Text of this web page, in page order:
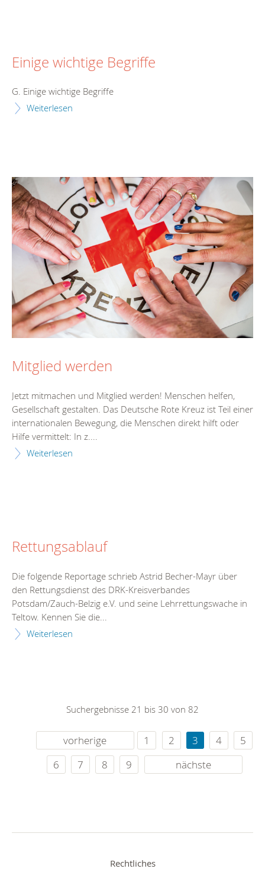
Einige wichtige Begriffe
G. Einige wichtige Begriffe
Weiterlesen
Mitglied werden
Jetzt mitmachen und Mitglied werden! Menschen helfen,
Gesellschaft gestalten. Das Deutsche Rote Kreuz ist Teil einer
internationalen Bewegung, die Menschen direkt hilft oder
Hilfe vermittelt: In z....
Weiterlesen
Rettungsablauf
Die folgende Reportage schrieb Astrid Becher-Mayr über
den Rettungsdienst des DRK-Kreisverbandes
Potsdam/Zauch-Belzig e.V. und seine Lehrrettungswache in
Teltow. Kennen Sie die...
Weiterlesen
Suchergebnisse 21 bis 30 von 82
vorherige 1 2 3 4
5
6
7 8 9 nächste
Rechtliches